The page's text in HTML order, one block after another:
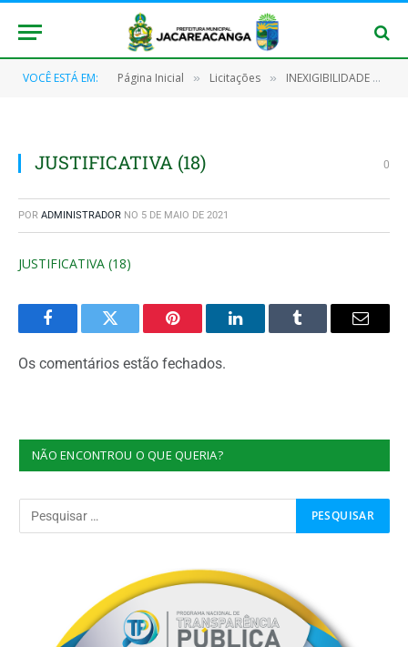
VOCÊ ESTÁ EM: Página Inicial » Licitações » INEXIGIBILIDADE Nº 23.2/2021 (PRESTAÇÃO DE SERVIÇO TÉCNICO PROFISSIONAL ESPECIALIZADO DE CONSULTORIA E ASSESSORIA JURÍDICA E PATROCÍNIO OU DEFESA)
JUSTIFICATIVA (18) 0
POR ADMINISTRADOR NO 5 DE MAIO DE 2021
JUSTIFICATIVA (18)
FacebookTwitter Pinterest O
Tumblr
E-
Os comentários estão fechados.
NÃO ENCONTROU O QUE QUERIA?